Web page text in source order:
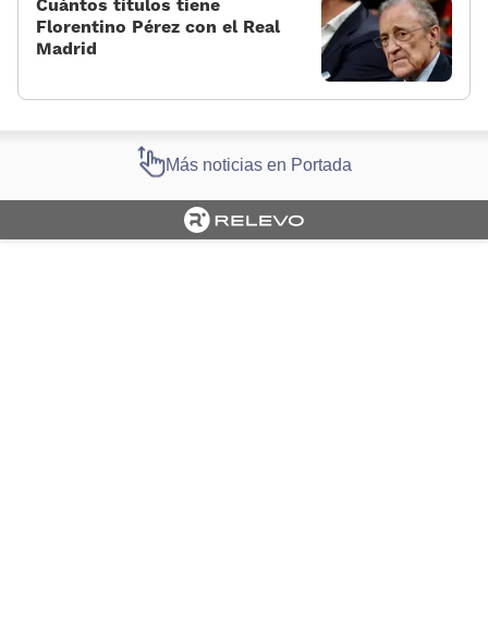
Cuántos títulos tiene
Florentino Pérez con el Real
Madrid
Más noticias en Portada